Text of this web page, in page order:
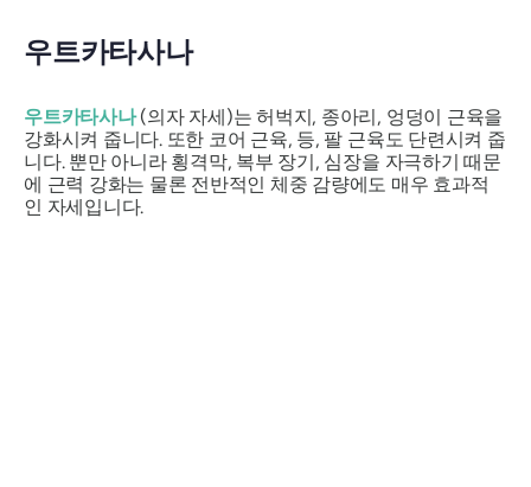
우트카타사나
우트카타사나 (의자 자세)는 허벅지, 종아리, 엉덩이 근육을
강화시켜 줍니다. 또한 코어 근육, 등, 팔 근육도 단련시켜 줍
니다. 뿐만 아니라 횡격막, 복부 장기, 심장을 자극하기 때문
에 근력 강화는 물론 전반적인 체중 감량에도 매우 효과적
인 자세입니다.